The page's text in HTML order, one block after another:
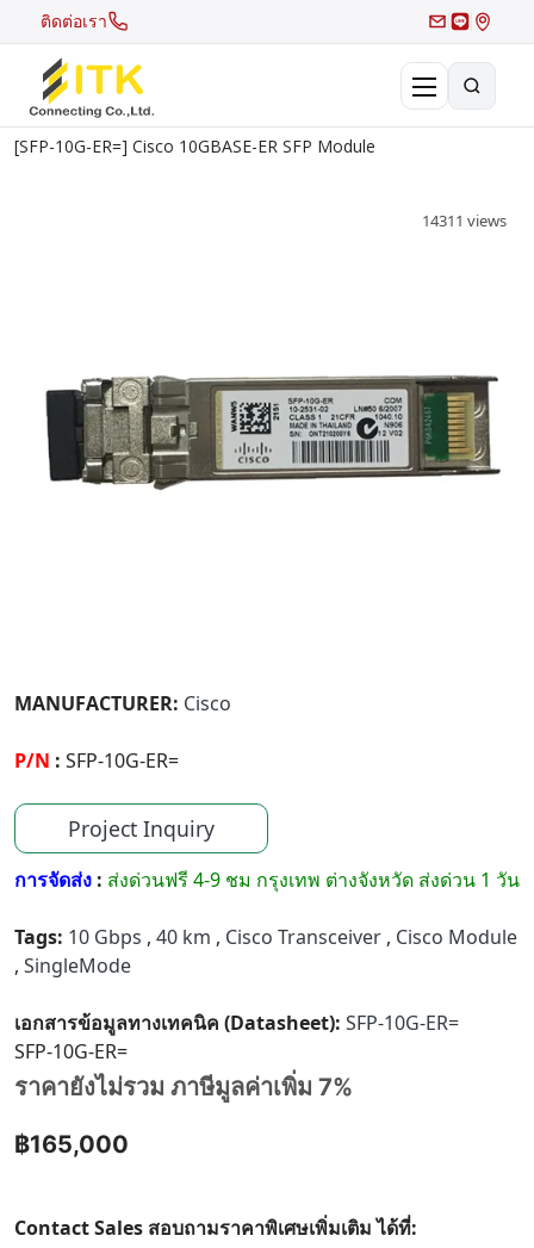
ติดต่อเรา
[SFP-10G-ER=] Cisco 10GBASE-ER SFP Module
14311 views
MANUFACTURER: Cisco
P/N : SFP-10G-ER=
Project Inquiry
การจัดส่ง : ส่งด่วนฟรี 4-9 ชม กรุงเทพ ต่างจังหวัด ส่งด่วน 1 วัน
Tags: 10 Gbps , 40 km , Cisco Transceiver , Cisco Module
, SingleMode
เอกสารข้อมูลทางเทคนิค (Datasheet): SFP-10G-ER=
SFP-10G-ER=
ราคายังไม่รวม ภาษีมูลค่าเพิ่ม 7%
฿165,000
Contact Sales สอบถามราคาพิเศษเพิ่มเติม ได้ที่: